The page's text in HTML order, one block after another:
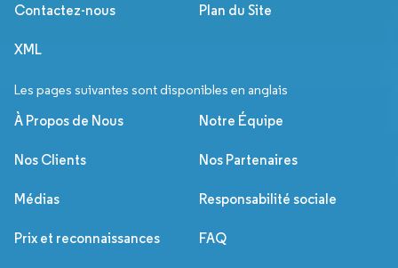
Contactez-nous Plan du Site
XML
Les pages suivantes sont disponibles en anglais
À Propos de Nous Notre Équipe
Nos Clients Nos Partenaires
Médias Responsabilité sociale
Prix et reconnaissances FAQ